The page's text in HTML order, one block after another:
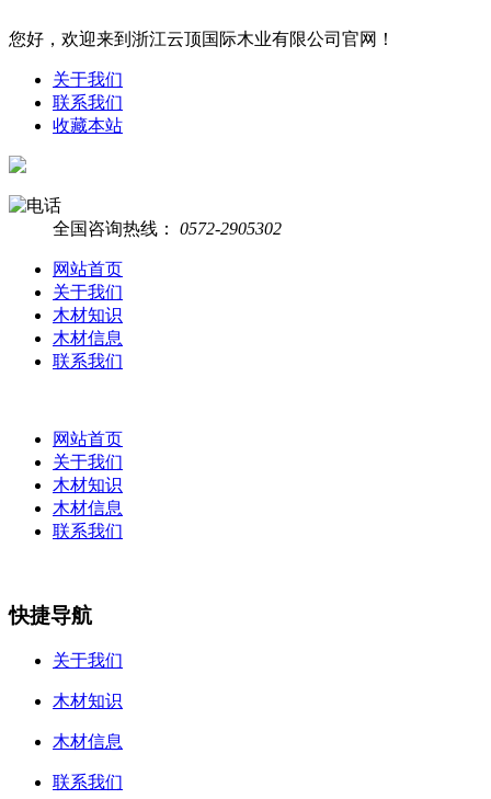
您好，欢迎来到浙江云顶国际木业有限公司官网！
关于我们
联系我们
收藏本站
全国咨询热线： 0572-2905302
网站首页
关于我们
木材知识
木材信息
联系我们
网站首页
关于我们
木材知识
木材信息
联系我们
快捷导航
关于我们
木材知识
木材信息
联系我们